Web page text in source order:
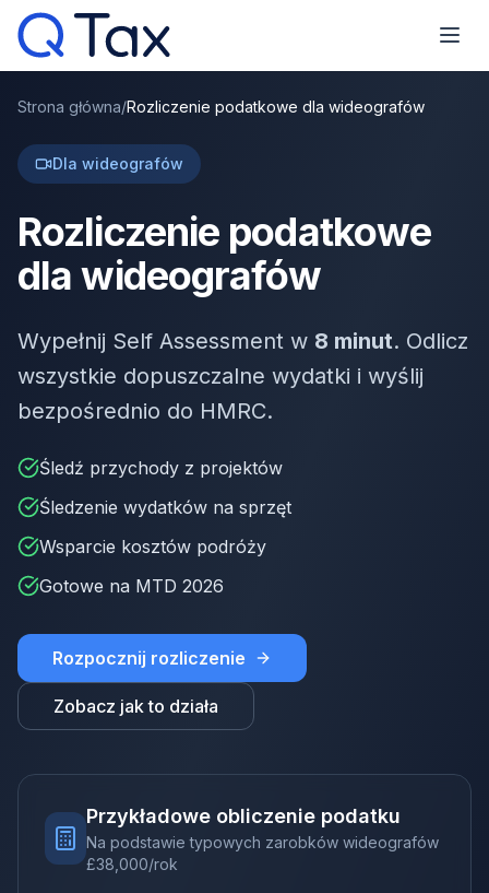
Strona główna/Rozliczenie podatkowe dla wideografów
Dla wideografów
Rozliczenie podatkowe
dla wideografów
Wypełnij Self Assessment w 8 minut. Odlicz
wszystkie dopuszczalne wydatki i wyślij
bezpośrednio do HMRC.
Śledź przychody z projektów
Śledzenie wydatków na sprzęt
Wsparcie kosztów podróży
Gotowe na MTD 2026
Rozpocznij rozliczenie
Zobacz jak to działa
Przykładowe obliczenie podatku
Na podstawie typowych zarobków wideografów
£38,000/rok